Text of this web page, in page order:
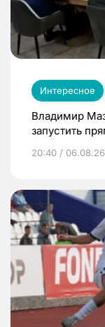
Интересное
Владимир
запустить
20:40 / 06.08.26